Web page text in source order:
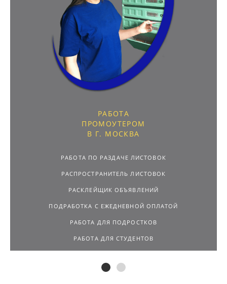
РАБОТА
ПРОМОУТЕРОМ
В Г. МОСКВА
РАБОТА ПО РАЗДАЧЕ ЛИСТОВОК
РАСПРОСТРАНИТЕЛЬ ЛИСТОВОК
РАСКЛЕЙЩИК ОБЪЯВЛЕНИЙ
ПОДРАБОТКА С ЕЖЕДНЕВНОЙ ОПЛАТОЙ
РАБОТА ДЛЯ ПОДРОСТКОВ
РАБОТА ДЛЯ СТУДЕНТОВ